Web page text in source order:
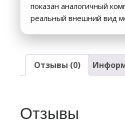
показан аналогичный
реальный внешний вид
Отзывы (0)
Отзывы